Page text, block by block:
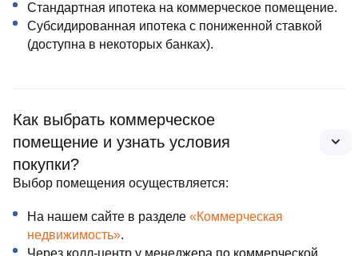
Стандартная ипотека на коммерческое помещение.
Субсидированная ипотека с пониженной ставкой
(доступна в некоторых банках).
Как выбрать коммерческое
помещение и узнать условия
покупки?
Выбор помещения осуществляется:
На нашем сайте в разделе «Коммерческая
недвижимость».
Через колл‑центр у менеджера по коммерческой